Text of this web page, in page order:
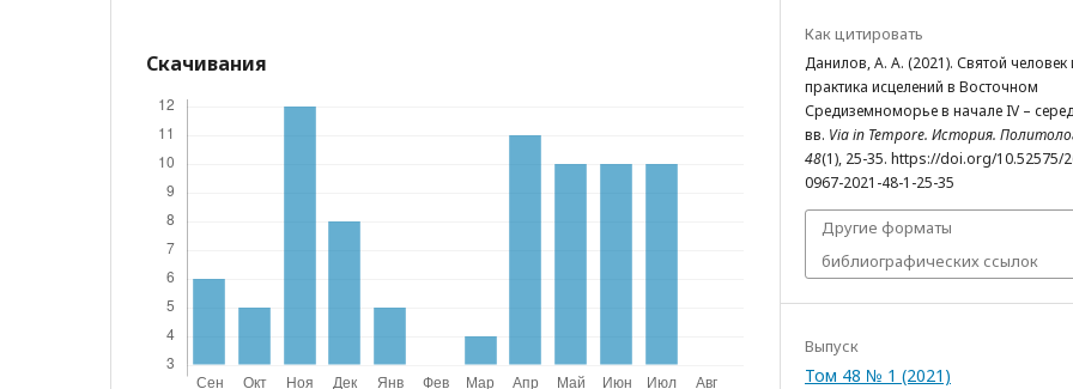
Скачивания
Как цитировать
Данилов, А. А. (2021). Святой человек
практика исцелений в Восточном
Средиземноморье в начале IV –
вв. Via in Tempore. История.
48(1), 25-35. https://doi.org/10.52575/
0967-2021-48-1-25-35
Другие форматы
библиографических ссылок
Выпуск
Том 48 № 1 (2021)